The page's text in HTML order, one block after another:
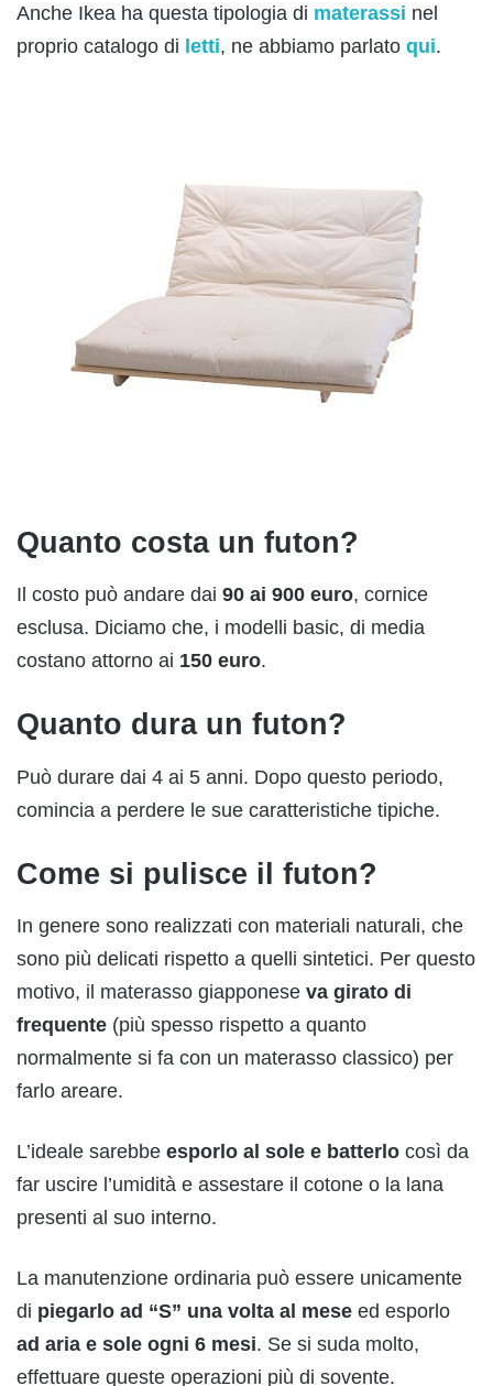
Anche Ikea ha questa tipologia di materassi nel
proprio catalogo di letti, ne abbiamo parlato qui.
Quanto costa un futon?
Il costo può andare dai 90 ai 900 euro, cornice
esclusa. Diciamo che, i modelli basic, di media
costano attorno ai 150 euro.
Quanto dura un futon?
Può durare dai 4 ai 5 anni. Dopo questo periodo,
comincia a perdere le sue caratteristiche tipiche.
Come si pulisce il futon?
In genere sono realizzati con materiali naturali, che
sono più delicati rispetto a quelli sintetici. Per questo
motivo, il materasso giapponese va girato di
frequente (più spesso rispetto a quanto
normalmente si fa con un materasso classico) per
farlo areare.
L’ideale sarebbe esporlo al sole e batterlo così da
far uscire l’umidità e assestare il cotone o la lana
presenti al suo interno.
La manutenzione ordinaria può essere unicamente
di piegarlo ad “S” una volta al mese ed esporlo
ad aria e sole ogni 6 mesi. Se si suda molto,
effettuare queste operazioni più di sovente.